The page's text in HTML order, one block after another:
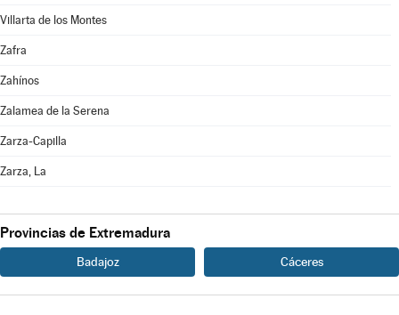
Villarta de los Montes
Zafra
Zahínos
Zalamea de la Serena
Zarza-Capilla
Zarza, La
Provincias de Extremadura
Badajoz Cáceres